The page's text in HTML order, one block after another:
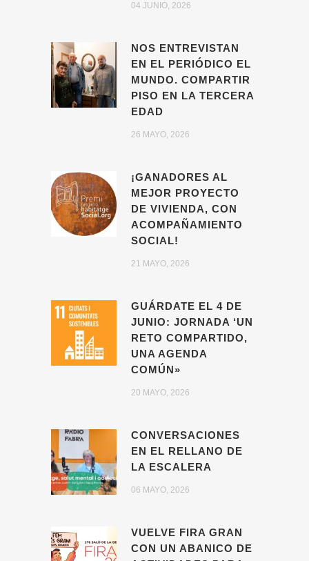
04 JUNIO, 2026
NOS ENTREVISTAN
EN EL PERIÓDICO EL
MUNDO. COMPARTIR
PISO EN LA TERCERA
EDAD
26 MAYO, 2026
¡GANADORES AL
MEJOR PROYECTO
DE VIVIENDA, CON
ACOMPAÑAMIENTO
SOCIAL!
21 MAYO, 2026
GUÁRDATE EL 4 DE
JUNIO: JORNADA ‘UN
RETO COMPARTIDO,
UNA AGENDA
COMÚN»
20 MAYO, 2026
CONVERSACIONES
EN EL RELLANO DE
LA ESCALERA
06 MAYO, 2026
VUELVE FIRA GRAN
CON UN ABANICO DE